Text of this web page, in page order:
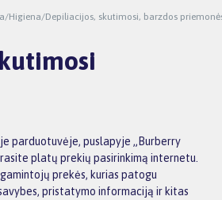
/Higiena/Depiliacijos, skutimosi, barzdos
parduotuvėje, puslapyje „Burberry
platų prekių pasirinkimą internetu.
prekės, kurias patogu
pristatymo informaciją ir kitas